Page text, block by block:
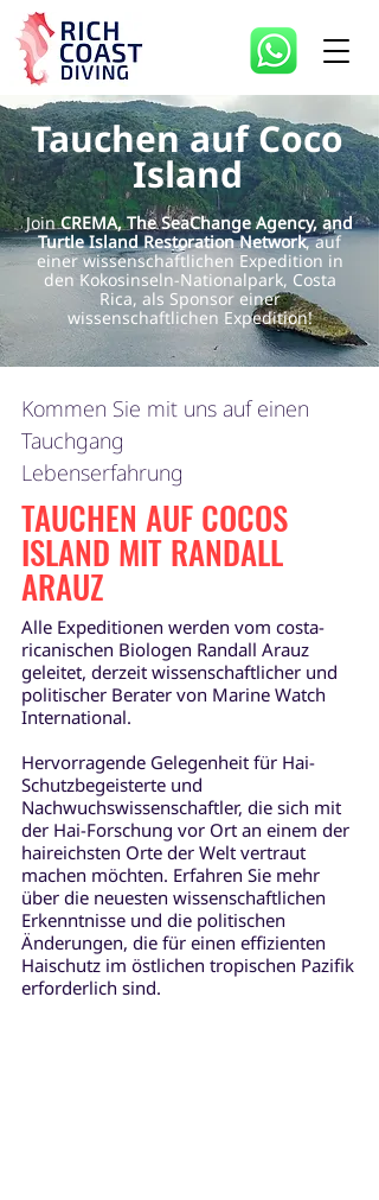
Tauchen auf Coco
Island
JoinCREMA, The SeaChange Agency, and
Turtle Island Restoration Network, auf
einer wissenschaftlichen Expedition in
den Kokosinseln-Nationalpark, Costa
Rica, als Sponsor einer
wissenschaftlichen Expedition!
Kommen Sie mit uns auf einen
Tauchgang
Lebenserfahrung
TAUCHEN AUF COCOS
ISLAND MIT RANDALL
ARAUZ
Alle Expeditionen werden vom costa-
ricanischen Biologen Randall Arauz
geleitet, derzeit wissenschaftlicher und
politischer Berater von Marine Watch
International.
Hervorragende Gelegenheit für Hai-
Schutzbegeisterte und
Nachwuchswissenschaftler, die sich mit
der Hai-Forschung vor Ort an einem der
haireichsten Orte der Welt vertraut
machen möchten. Erfahren Sie mehr
über die neuesten wissenschaftlichen
Erkenntnisse und die politischen
Änderungen, die für einen effizienten
Haischutz im östlichen tropischen Pazifik
erforderlich sind.